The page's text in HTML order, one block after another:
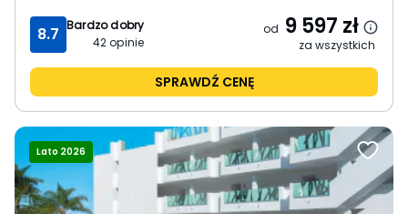
8.7 Bardzo dobry
42opinie
od 9 597 zł
za wszystkich
SPRAWDŹ CENĘ
Lato 2026